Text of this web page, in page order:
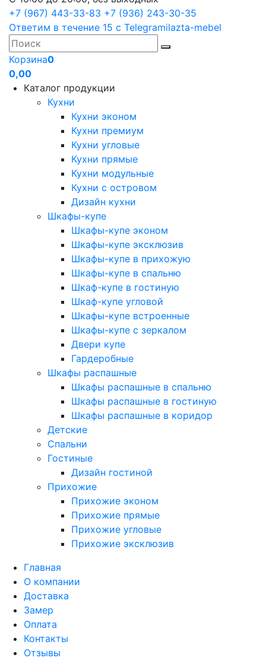
+7 (967) 443-33-83 +7 (936) 243-30-35
Ответим в течение 15 с Telegramilazta-mebel
Корзина0
0,00
Каталог продукции
Кухни
Кухни эконом
Кухни премиум
Кухни угловые
Кухни прямые
Кухни модульные
Кухни с островом
Дизайн кухни
Шкафы-купе
Шкафы-купе эконом
Шкафы-купе эксклюзив
Шкафы-купе в прихожую
Шкафы-купе в спальню
Шкаф-купе в гостиную
Шкаф-купе угловой
Шкафы-купе встроенные
Шкафы-купе с зеркалом
Двери купе
Гардеробные
Шкафы распашные
Шкафы распашные в спальню
Шкафы распашные в гостиную
Шкафы распашные в коридор
Детские
Спальни
Гостиные
Дизайн гостиной
Прихожие
Прихожие эконом
Прихожие прямые
Прихожие угловые
Прихожие эксклюзив
Главная
О компании
Доставка
Замер
Оплата
Контакты
Отзывы